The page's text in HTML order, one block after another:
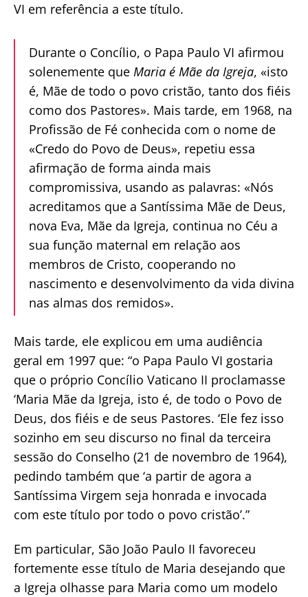
VI em referência a este título.
Durante o Concílio, o Papa Paulo VI afirmou
solenemente que Maria é Mãe da Igreja, «isto
é, Mãe de todo o povo cristão, tanto dos fiéis
como dos Pastores». Mais tarde, em 1968, na
Profissão de Fé conhecida com o nome de
«Credo do Povo de Deus», repetiu essa
afirmação de forma ainda mais
compromissiva, usando as palavras: «Nós
acreditamos que a Santíssima Mãe de Deus,
nova Eva, Mãe da Igreja, continua no Céu a
sua função maternal em relação aos
membros de Cristo, cooperando no
nascimento e desenvolvimento da vida divina
nas almas dos remidos».
Mais tarde, ele explicou em uma audiência
geral em 1997 que: “o Papa Paulo VI gostaria
que o próprio Concílio Vaticano II proclamasse
‘Maria Mãe da Igreja, isto é, de todo o Povo de
Deus, dos fiéis e de seus Pastores. ‘Ele fez isso
sozinho em seu discurso no final da terceira
sessão do Conselho (21 de novembro de 1964),
pedindo também que ‘a partir de agora a
Santíssima Virgem seja honrada e invocada
com este título por todo o povo cristão’.”
Em particular, São João Paulo II favoreceu
fortemente esse título de Maria desejando que
a Igreja olhasse para Maria como um modelo